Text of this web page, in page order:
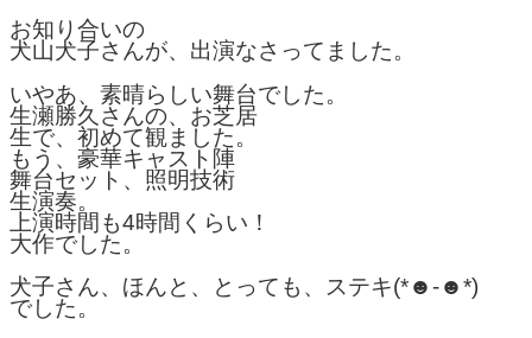
お知り合いの
犬山犬子さんが、出演なさってました。
いやあ、素晴らしい舞台でした。
生瀬勝久さんの、お芝居
生で、初めて観ました。
もう、豪華キャスト陣
舞台セット、照明技術
生演奏。
上演時間も4時間くらい！
大作でした。
犬子さん、ほんと、とっても、ステキ(*☻-☻*)
でした。